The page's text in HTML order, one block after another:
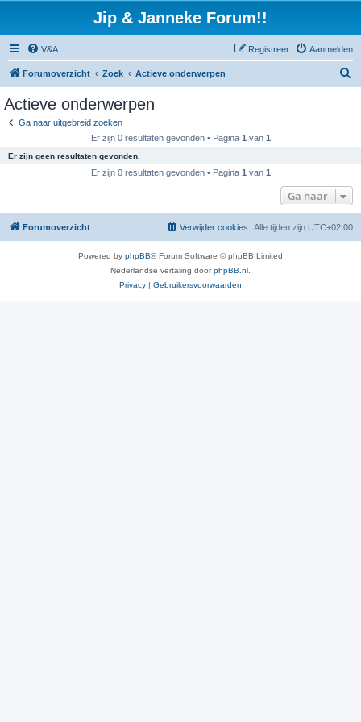
Jip & Janneke Forum!!
V&A Aanmelden
Registreer
Forumoverzicht Zoek Actieve onderwerpen
Actieve onderwerpen
Ga naar uitgebreid zoeken
Er zijn 0 resultaten gevonden • Pagina 1 van 1
Er zijn geen resultaten gevonden.
Er zijn 0 resultaten gevonden • Pagina 1 van 1
Ga naar
Forumoverzicht Alle tijden zijn UTC+02:00
Verwijder cookies
Powered by phpBB® Forum Software © phpBB Limited
Nederlandse vertaling doorphpBB.nl
Privacy | Gebruikersvoorwaarden